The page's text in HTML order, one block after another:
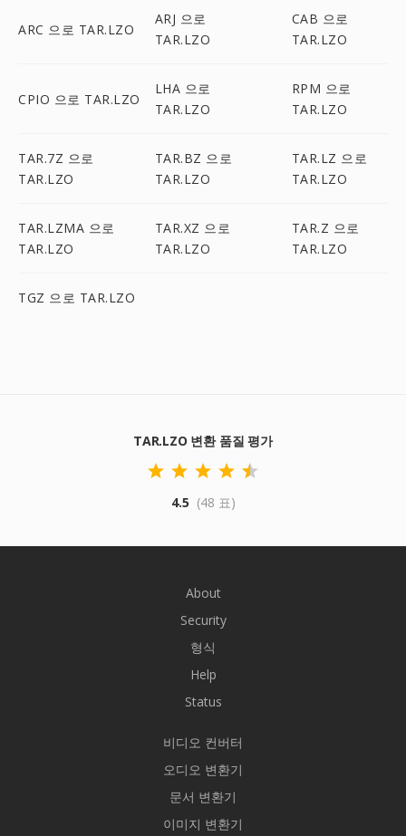
ARC 으로 TAR.LZO
ARJ 으로
TAR.LZO
CAB 으로
TAR.LZO
CPIO 으로 TAR.LZO
LHA 으로
TAR.LZO
RPM 으로
TAR.LZO
TAR.7Z 으로
TAR.LZO
TAR.BZ 으로
TAR.LZO
TAR.LZ 으로
TAR.LZO
TAR.LZMA 으로
TAR.LZO
TAR.XZ 으로
TAR.LZO
TAR.Z 으로
TAR.LZO
TGZ 으로 TAR.LZO
TAR.LZO 변환 품질 평가
4.5 (48 표)
About
Security
형식
Help
Status
비디오 컨버터
오디오 변환기
문서 변환기
이미지 변환기